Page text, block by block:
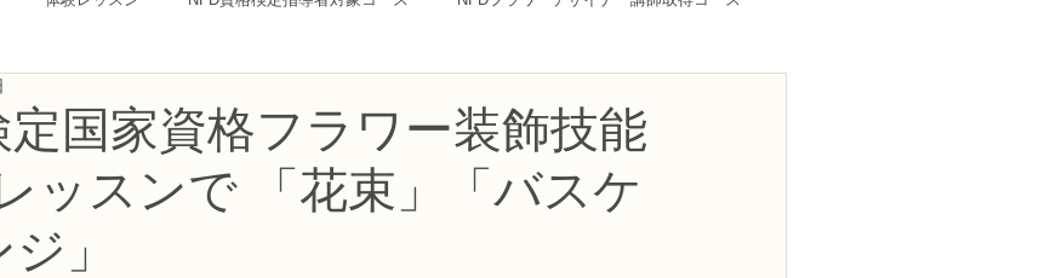
ザイナー資格検定1級コース
フラワー装飾技能検定1級レッスン フラワー装飾技能士検定2級
定国家資格フラワー装飾技能
ッスンで 「花束」「バスケ
」